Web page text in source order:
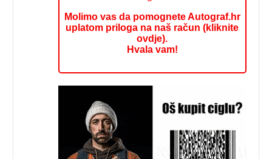
Molimo vas da pomognete Autograf.hr
uplatom priloga na naš račun (kliknite
ovdje).
Hvala vam!